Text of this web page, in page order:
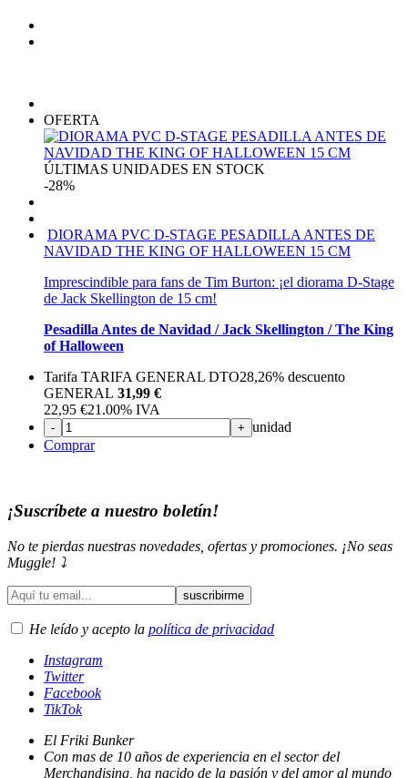
OFERTA
ÚLTIMAS UNIDADES EN STOCK
-28%
DIORAMA PVC D-STAGE PESADILLA ANTES DE
NAVIDAD THE KING OF HALLOWEEN 15 CM
Imprescindible para fans de Tim Burton: ¡el diorama D-Stage
de Jack Skellington de 15 cm!
Pesadilla Antes de Navidad / Jack Skellington / The King
of Halloween
Tarifa TARIFA GENERAL DTO28,26% descuento
GENERAL 31,99 €
22,95 €21.00% IVA
- + unidad
Comprar
¡Suscríbete a nuestro boletín!
No te pierdas nuestras novedades, ofertas y promociones. ¡No seas
Muggle! ⤵️
He leído y acepto la política de privacidad
Instagram
Twitter
Facebook
TikTok
El Friki Bunker
Con mas de 10 años de experiencia en el sector del
Merchandising, ha nacido de la pasión y del amor al mundo